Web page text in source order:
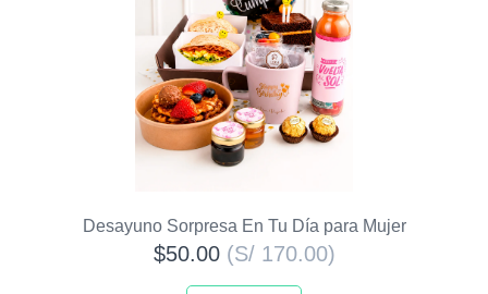
Desayuno Sorpresa En Tu Día para Mujer
$50.00 (S/ 170.00)